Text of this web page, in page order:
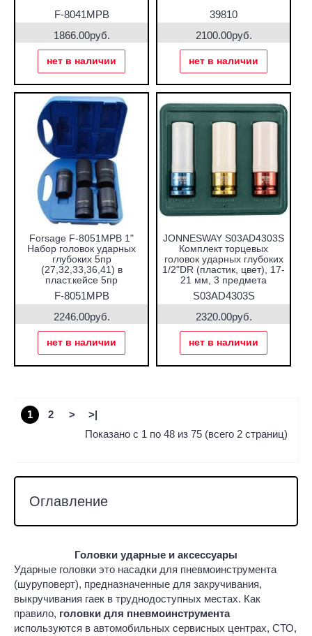
F-8041MPB
1866.00руб.
нет в наличии
39810
2100.00руб.
нет в наличии
Forsage F-8051MPB 1"
Набор головок ударных
глубоких 5пр
(27,32,33,36,41) в
пласт.кейсе 5пр
F-8051MPB
2246.00руб.
нет в наличии
JONNESWAY S03AD4303S
Комплект торцевых
головок ударных глубоких
1/2"DR (пластик, цвет), 17-
21 мм, 3 предмета
S03AD4303S
2320.00руб.
нет в наличии
1 2 >
>|
Показано с 1 по 48 из 75 (всего 2 страниц)
Оглавление
Головки ударные и аксессуары
Ударные головки это насадки для пневмоинструмента
(шуруповерт), предназначенные для закручивания,
выкручивания гаек в труднодоступных местах. Как
правило, головки для пневмоинструмента
используются в автомобильных сервисных центрах, СТО,